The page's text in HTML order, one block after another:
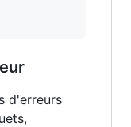
d'erreurs